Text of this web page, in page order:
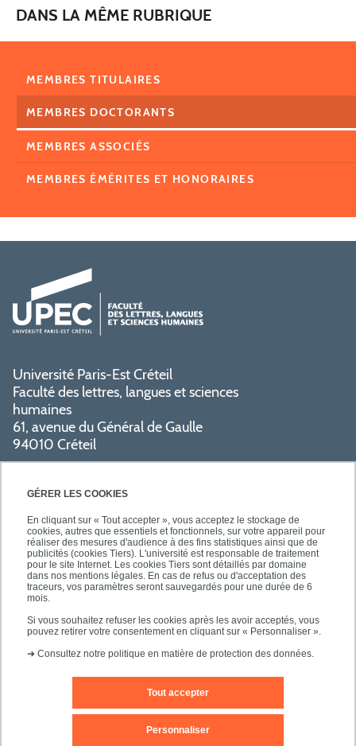
GÉRER LES COOKIES
En cliquant sur « Tout accepter », vous acceptez le stockage de
cookies, autres que essentiels et fonctionnels, sur votre appareil pour
réaliser des mesures d'audience à des fins statistiques ainsi que de
publicités (cookies Tiers). L'université est responsable de traitement
pour le site Internet. Les cookies Tiers sont détaillés par domaine
dans nos mentions légales. En cas de refus ou d'acceptation des
traceurs, vos paramètres seront sauvegardés pour une durée de 6
mois.
Si vous souhaitez refuser les cookies après les avoir acceptés, vous
pouvez retirer votre consentement en cliquant sur « Personnaliser ».
➜ Consultez notre politique en matière de protection des données.
Tout accepter
Personnaliser
DANS LA MÊME RUBRIQUE
MEMBRES TITULAIRES
MEMBRES DOCTORANTS
MEMBRES ASSOCIÉS
MEMBRES ÉMÉRITES ET HONORAIRES
Université Paris-Est Créteil
Faculté des lettres, langues et sciences
humaines
61, avenue du Général de Gaulle
94010 Créteil
PRATIQUE
SUIVEZ-NOUS
Contact